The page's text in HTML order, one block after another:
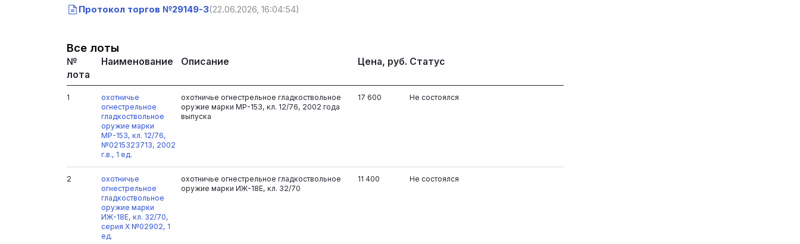
Протокол торгов №29149-3(22.06.2026, 16:04:54)
Все лоты
№
лота
Наименование Описание Цена, руб. Статус
1
охотничье
огнестрельное
гладкоствольное
оружие марки
МР-153, кл. 12/76,
№0215323713, 2002
г.в., 1 ед.
охотничье огнестрельное гладкоствольное
оружие марки МР-153, кл. 12/76, 2002 года
выпуска
17 600 Не состоялся
2
охотничье
огнестрельное
гладкоствольное
оружие марки
ИЖ-18Е, кл. 32/70,
серия Х №02902, 1
ед.
охотничье огнестрельное гладкоствольное
оружие марки ИЖ-18Е, кл. 32/70
11 400 Не состоялся